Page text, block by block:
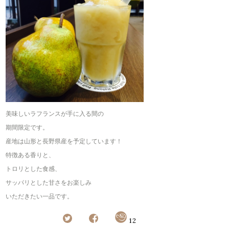
美味しいラフランスが手に入る間の
期間限定です。
産地は山形と長野県産を予定しています！
特徴ある香りと、
トロリとした食感、
サッパリとした甘さをお楽しみ
いただきたい一品です。
12